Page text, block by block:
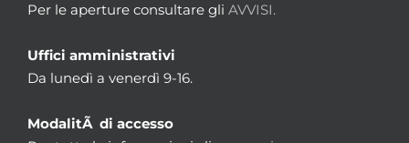
Per le aperture consultare gli AVVISI.
Uffici amministrativi
Da lunedì a venerdì 9-16.
ModalitÃ di accesso